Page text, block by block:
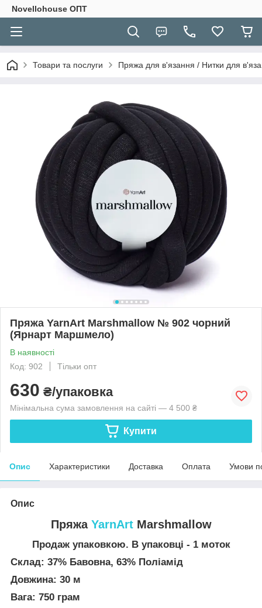
Novellohouse ОПТ
Товари та послуги Пряжа для в'язання / Нитки для
Пряжа YarnArt Marshmallow № 902 чорний
(Ярнарт Маршмело)
В наявності
Код: 902
Тільки опт
630 ₴/упаковка
Мінімальна сума замовлення на сайті — 4 500 ₴
Купити
Опис Характеристики Доставка Оплата Умови
Опис
Пряжа YarnArtMarshmallow
Продаж упаковкою. В упаковці - 1 моток
Склад: 37% Бавовна, 63% Поліамід
Довжина: 30 м
Вага: 750 грам